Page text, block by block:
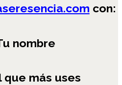
con:
nombre
que más uses